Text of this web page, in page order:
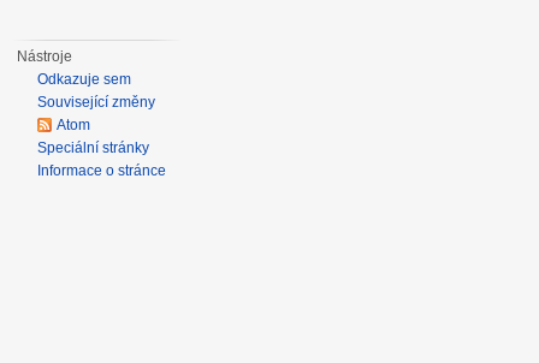
Nástroje
Odkazuje sem
Související změny
Atom
Speciální stránky
Informace o stránce